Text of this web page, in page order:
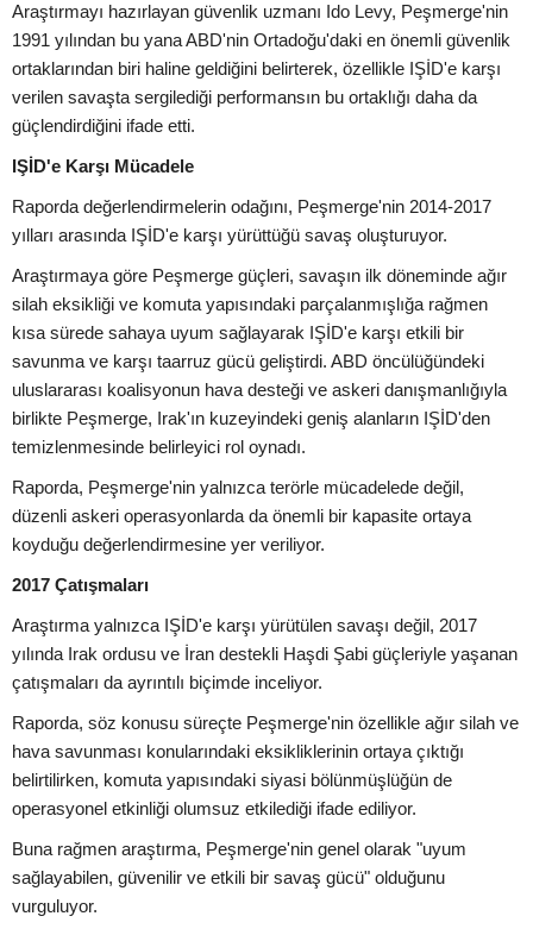
Araştırmayı hazırlayan güvenlik uzmanı Ido Levy, Peşmerge'nin
1991 yılından bu yana ABD'nin Ortadoğu'daki en önemli güvenlik
ortaklarından biri haline geldiğini belirterek, özellikle IŞİD'e karşı
verilen savaşta sergilediği performansın bu ortaklığı daha da
güçlendirdiğini ifade etti.
IŞİD'e Karşı Mücadele
Raporda değerlendirmelerin odağını, Peşmerge'nin 2014-2017
yılları arasında IŞİD'e karşı yürüttüğü savaş oluşturuyor.
Araştırmaya göre Peşmerge güçleri, savaşın ilk döneminde ağır
silah eksikliği ve komuta yapısındaki parçalanmışlığa rağmen
kısa sürede sahaya uyum sağlayarak IŞİD'e karşı etkili bir
savunma ve karşı taarruz gücü geliştirdi. ABD öncülüğündeki
uluslararası koalisyonun hava desteği ve askeri danışmanlığıyla
birlikte Peşmerge, Irak'ın kuzeyindeki geniş alanların IŞİD'den
temizlenmesinde belirleyici rol oynadı.
Raporda, Peşmerge'nin yalnızca terörle mücadelede değil,
düzenli askeri operasyonlarda da önemli bir kapasite ortaya
koyduğu değerlendirmesine yer veriliyor.
2017 Çatışmaları
Araştırma yalnızca IŞİD'e karşı yürütülen savaşı değil, 2017
yılında Irak ordusu ve İran destekli Haşdi Şabi güçleriyle yaşanan
çatışmaları da ayrıntılı biçimde inceliyor.
Raporda, söz konusu süreçte Peşmerge'nin özellikle ağır silah ve
hava savunması konularındaki eksikliklerinin ortaya çıktığı
belirtilirken, komuta yapısındaki siyasi bölünmüşlüğün de
operasyonel etkinliği olumsuz etkilediği ifade ediliyor.
Buna rağmen araştırma, Peşmerge'nin genel olarak "uyum
sağlayabilen, güvenilir ve etkili bir savaş gücü" olduğunu
vurguluyor.